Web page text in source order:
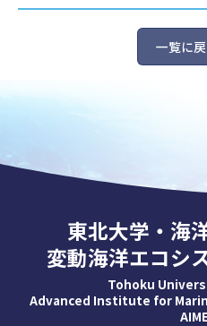
一覧に
東北大学・海
変動海洋エコシ
Tohoku
Advanced Institute for